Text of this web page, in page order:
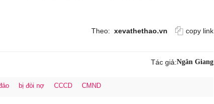
Theo: xevathethao.vn copy link
Tác giả:Ngân Giang
bị đòi nợ CCCD CMND